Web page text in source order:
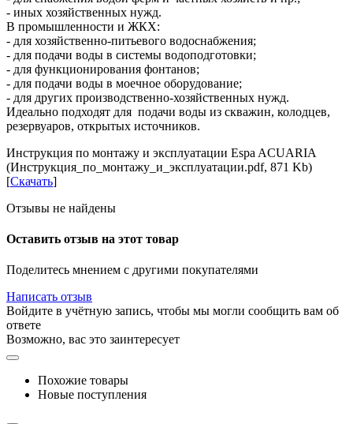
- иных хозяйственных нужд.
В промышленности и ЖКХ:
- для хозяйственно-питьевого водоснабжения;
- для подачи воды в системы водоподготовки;
- для функционирования фонтанов;
- для подачи воды в моечное оборудование;
- для других производственно-хозяйственных нужд.
Идеально подходят для подачи воды из скважин, колодцев,
резервуаров, открытых источников.
Инструкция по монтажу и эксплуатации Espa ACUARIA
(Инструкция_по_монтажу_и_эксплуатации.pdf, 871 Kb)
[Скачать]
Отзывы не найдены
Оставить отзыв на этот товар
Поделитесь мнением с другими покупателями
Написать отзыв
Войдите в учётную запись, чтобы мы могли сообщить вам об
ответе
Возможно, вас это заинтересует
Похожие товары
Новые поступления